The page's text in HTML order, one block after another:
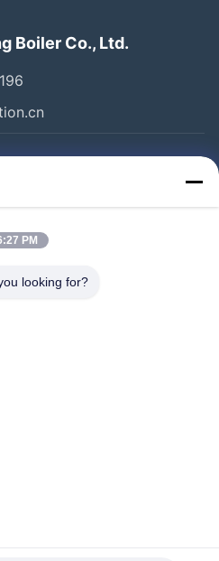
Boiler Co., Ltd.
PM
looking for?